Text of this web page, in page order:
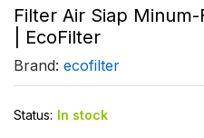
Filter Air Siap
| EcoFilter
Brand: ecofilter
Status: In stock